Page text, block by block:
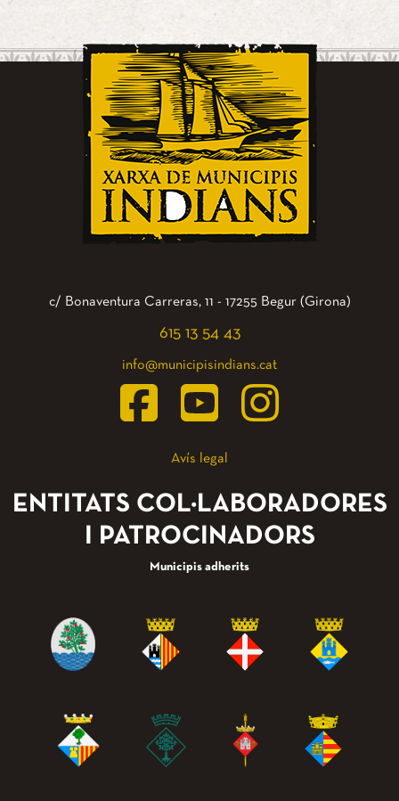
c/ Bonaventura Carreras, 11 - 17255 Begur (Girona)
615 13 54 43
info@municipisindians.cat
Avís legal
ENTITATS COL·LABORADORES
I PATROCINADORS
Municipis adherits